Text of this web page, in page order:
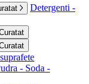
Detergenti -
- Soda -